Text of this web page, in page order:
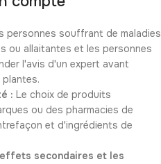
personnes souffrant de maladies
ou allaitantes et les personnes
l'avis d'un expert avant
: Le choix de produits
ou des pharmacies de
et d'ingrédients de
secondaires et les